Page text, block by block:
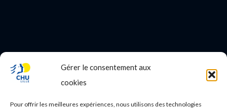
Gérer le consentement aux
cookies
Pour offrir les meilleures expériences, nous utilisons des technologies
PROFESSIONNEL DE SANTE